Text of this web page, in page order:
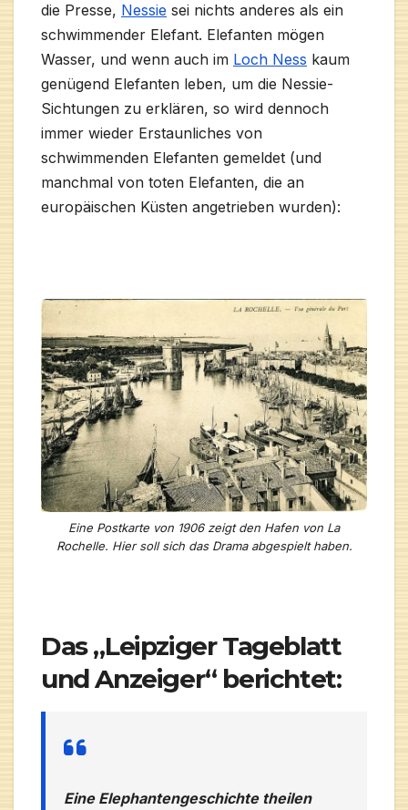
die Presse, Nessie sei nichts anderes als ein
schwimmender Elefant. Elefanten mögen
Wasser, und wenn auch im Loch Ness kaum
genügend Elefanten leben, um die Nessie-
Sichtungen zu erklären, so wird dennoch
immer wieder Erstaunliches von
schwimmenden Elefanten gemeldet (und
manchmal von toten Elefanten, die an
europäischen Küsten angetrieben wurden):
Eine Postkarte von 1906 zeigt den Hafen von La
Rochelle. Hier soll sich das Drama abgespielt haben.
Das „Leipziger Tageblatt
und Anzeiger“ berichtet:
Eine Elephantengeschichte theilen